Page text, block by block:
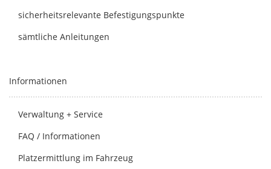
sicherheitsrelevante Befestigungspunkte
sämtliche Anleitungen
Informationen
Verwaltung + Service
FAQ / Informationen
Platzermittlung im Fahrzeug